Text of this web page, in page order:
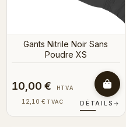
Gants Nitrile Noir Sans
Poudre XS
10,00 € HTVA
12,10 € TVAC DÉTAILS →